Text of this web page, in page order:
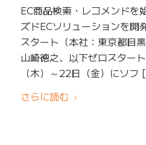
EC商品検索・レコメンドを
ズドECソリューションを開
スタート（本社：東京都目
山崎徳之、以下ゼロスター
（木）～22日（金）にソ
さらに読む